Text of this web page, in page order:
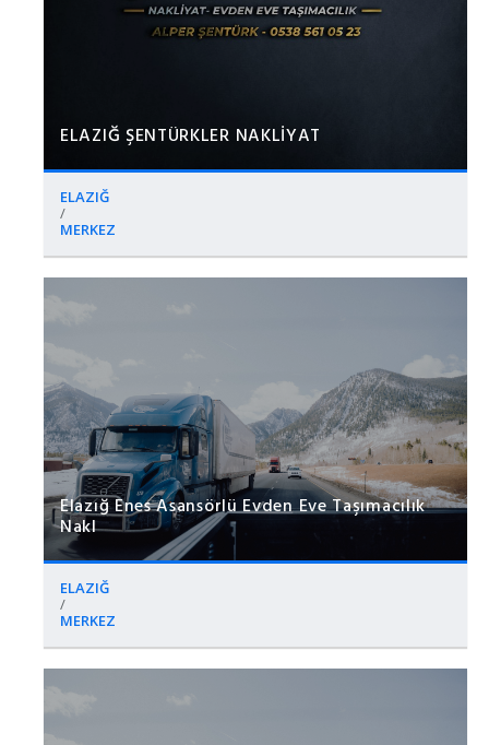
ELAZIĞ ŞENTÜRKLER NAKLİYAT
ELAZIĞ
/
MERKEZ
Elazığ Enes Asansörlü Evden Eve Taşımacılık
Nakl
ELAZIĞ
/
MERKEZ